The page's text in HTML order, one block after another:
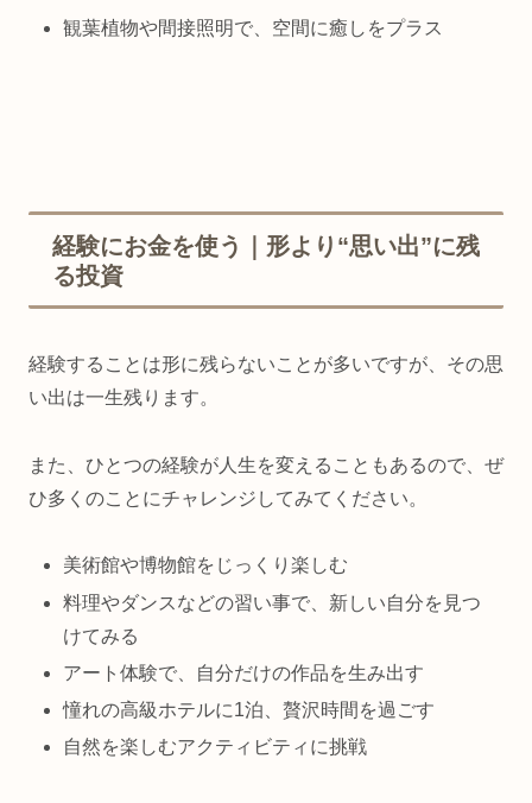
観葉植物や間接照明で、空間に癒しをプラス
経験にお金を使う｜形より“思い出”に残
る投資
経験することは形に残らないことが多いですが、その思
い出は一生残ります。
また、ひとつの経験が人生を変えることもあるので、ぜ
ひ多くのことにチャレンジしてみてください。
美術館や博物館をじっくり楽しむ
料理やダンスなどの習い事で、新しい自分を見つ
けてみる
アート体験で、自分だけの作品を生み出す
憧れの高級ホテルに1泊、贅沢時間を過ごす
自然を楽しむアクティビティに挑戦